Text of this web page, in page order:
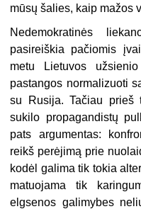
mūsų šalies, kaip mažos
Nedemokratinės
pasireiškia pačiomis
metu Lietuvos
pastangos normalizuoti
su Rusija. Tačiau prieš
sukilo propagandistų
pats argumentas:
reikš perėjimą prie
kodėl galima tik tokia
matuojama tik
elgsenos galimybes